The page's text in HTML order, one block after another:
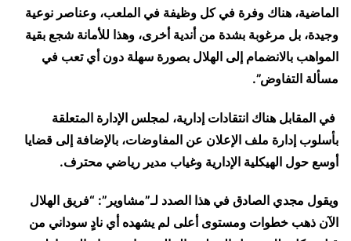
الماضية، هناك وفرة في كل وظيفة في الملعب، وعناصر نوعية
وجيدة، بل مرغوبة بشدة من أندية أخرى، وهذا للأمانة شجع بقية
المواهب بالانضمام إلى الهلال بصورة سهلة دون أي تعب في
مسألة التفاوض”.
في المقابل هناك انتقادات إدارية، لمجلس الإدارة المتعلقة
بأسلوب إدارة ملف الإعلان عن المفاوضات، بالإضافة إلى قضايا
أوسع حول الهيكلية الإدارية وغياب مدير رياضي محترف.
ويقول مجدي الصادق في هذا الصدد لـ”مشاوير”: “فريق الهلال
الآن ذهب خطوات ومستوى أعلى لم يشهده أي نادٍ سوداني من